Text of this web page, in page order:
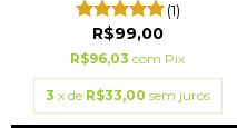
(1)
R$99,00
R$96,03 com Pix
3 x de R$33,00 sem juros